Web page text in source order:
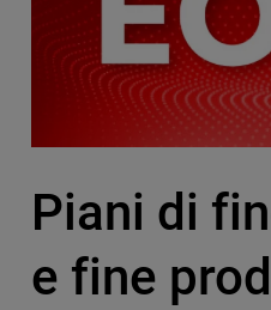
Piani di
e fine